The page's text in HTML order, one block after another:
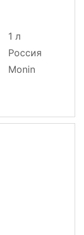
1 л
Россия
Monin